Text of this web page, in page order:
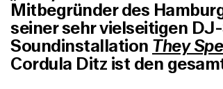
Mitbegründer des
seiner sehr vielseitigen
Soundinstallation They
Cordula Ditz ist den